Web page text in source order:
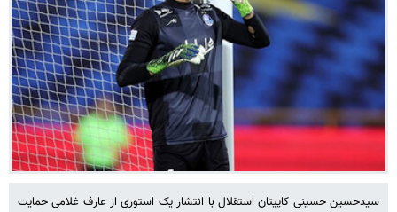
سیدحسین حسینی کاپیتان استقلال با انتشار یک استوری از عارف غلامی حمایت